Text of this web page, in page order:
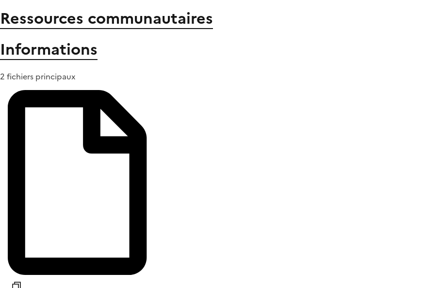
Ressources communautaires
Informations
2 fichiers principaux